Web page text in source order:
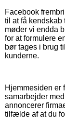
Facebook
til at få
møder vi endda
for at formulere
bør tages i brug
kunderne.
Hjemmesiden er
samarbejder
annoncerer
tilfælde af at du